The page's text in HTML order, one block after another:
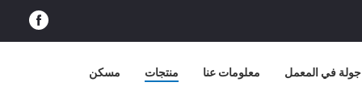
مسكن منتجات معلومات عنا جولة في المعمل